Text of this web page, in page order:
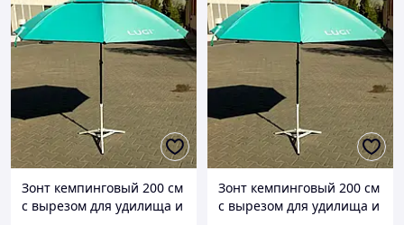
Зонт кемпинговый 200 см
с вырезом для удилища и
Зонт кемпинговый 200 см
с вырезом для удилища и